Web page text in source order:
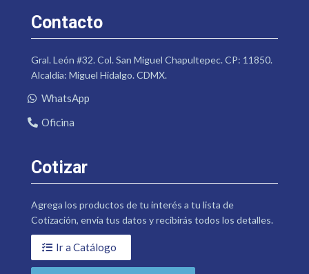
Contacto
Gral. León #32. Col. San Miguel Chapultepec. CP: 11850.
Alcaldía: Miguel Hidalgo. CDMX.
WhatsApp
Oficina
Cotizar
Agrega los productos de tu interés a tu lista de
Cotización, envía tus datos y recibirás todos los detalles.
Ir a Catálogo